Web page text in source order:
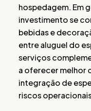
hospedagem. Em
investimento se
bebidas e
entre aluguel do
serviços
a oferecer melhor
integração de
riscos